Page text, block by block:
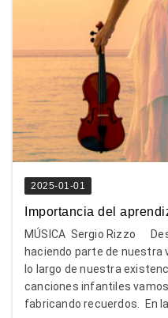
2025-01-01
Importancia del
MÚSICA Sergio Rizzo
haciendo parte de nuestra
lo largo de nuestra
canciones infantiles
fabricando recuerdos. En la